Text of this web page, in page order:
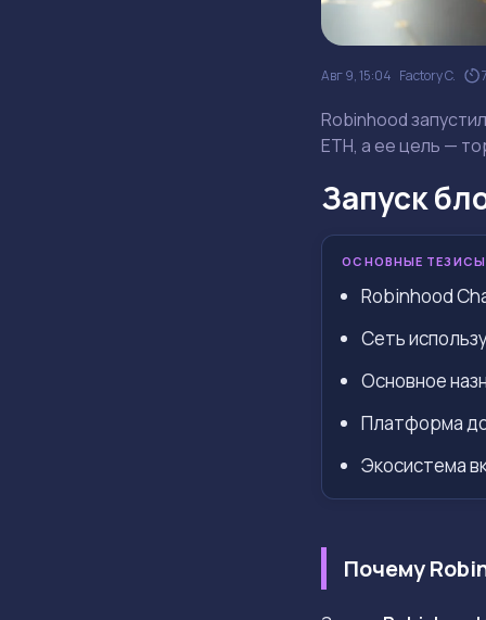
Авг 9, 15:04 Factory C.
Robinhood
ETH, а ее цель —
Запуск
ОСНОВНЫЕ ТЕЗИСЫ
Robinhood
Сеть
Основное
Платформа
Экосистема
Почему